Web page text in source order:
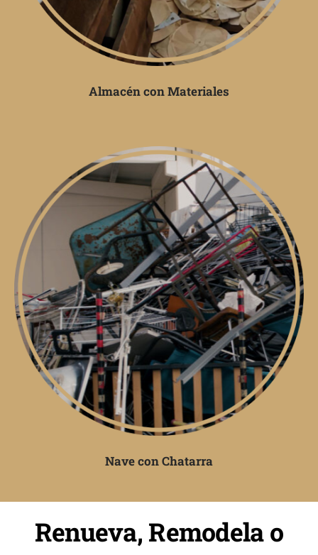
Almacén con Materiales
Nave con Chatarra
Renueva, Remodela o